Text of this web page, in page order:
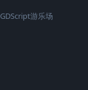
GDScript游乐场